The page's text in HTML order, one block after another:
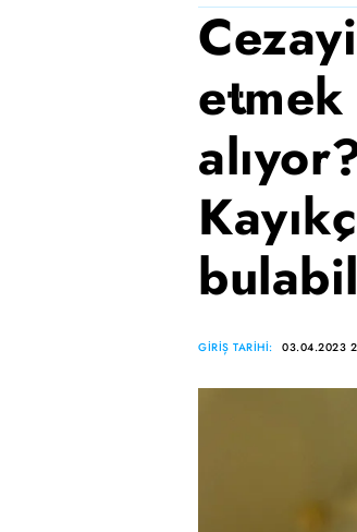
GİRİŞ TARİHİ: 03.04.2023